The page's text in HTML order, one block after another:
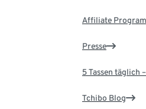
Affiliate
Presse
5 Tassen täglich
Tchibo Blog